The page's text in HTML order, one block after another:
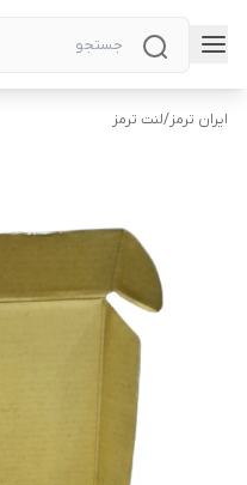
ایران ترمز/لنت ترمز